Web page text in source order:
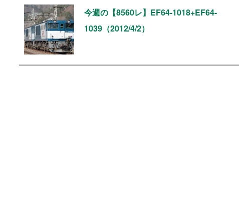
今週の【8560レ】EF64-1018+EF64-
1039（2012/4/2）